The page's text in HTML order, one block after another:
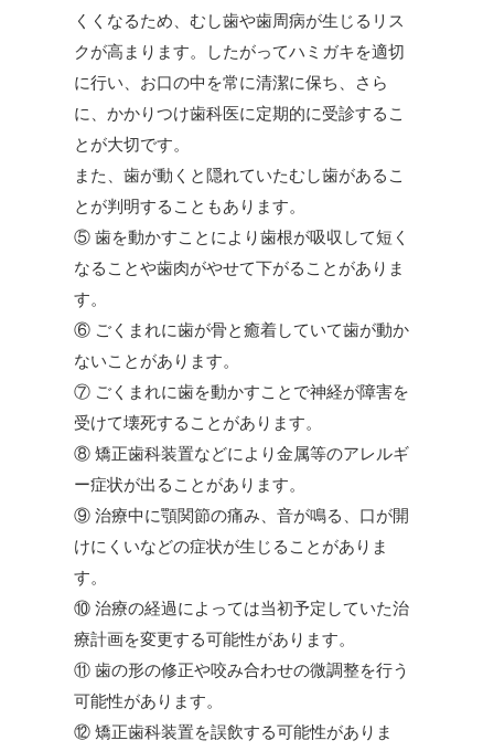
くくなるため、むし歯や歯周病が生じるリス
クが高まります。したがってハミガキを適切
に行い、お口の中を常に清潔に保ち、さら
に、かかりつけ歯科医に定期的に受診するこ
とが大切です。
また、歯が動くと隠れていたむし歯があるこ
とが判明することもあります。
⑤ 歯を動かすことにより歯根が吸収して短く
なることや歯肉がやせて下がることがありま
す。
⑥ ごくまれに歯が骨と癒着していて歯が動か
ないことがあります。
⑦ ごくまれに歯を動かすことで神経が障害を
受けて壊死することがあります。
⑧ 矯正歯科装置などにより金属等のアレルギ
ー症状が出ることがあります。
⑨ 治療中に顎関節の痛み、音が鳴る、口が開
けにくいなどの症状が生じることがありま
す。
⑩ 治療の経過によっては当初予定していた治
療計画を変更する可能性があります。
⑪ 歯の形の修正や咬み合わせの微調整を行う
可能性があります。
⑫ 矯正歯科装置を誤飲する可能性がありま